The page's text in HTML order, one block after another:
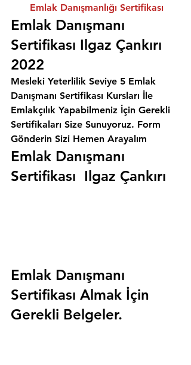
Emlak Danışmanlığı Sertifikası
Emlak Danışmanı
Sertifikası Ilgaz Çankırı
2022
Mesleki Yeterlilik Seviye 5 Emlak
Danışmanı Sertifikası Kursları İle
Emlakçılık Yapabilmeniz İçin Gerekli
Sertifikaları Size Sunuyoruz. Form
Gönderin Sizi Hemen Arayalım
Emlak Danışmanı
Sertifikası  Ilgaz Çankırı
Emlak Danışmanı
Sertifikası Almak İçin
Gerekli Belgeler.